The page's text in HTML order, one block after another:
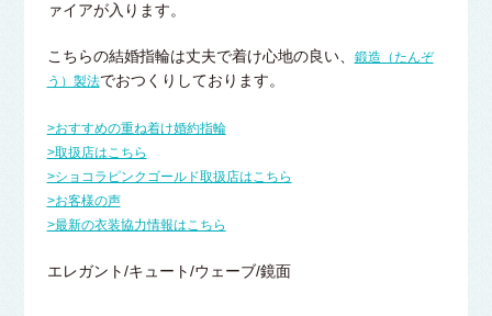
ァイアが入ります。
こちらの結婚指輪は丈夫で着け心地の良い、
鍛造（たんぞ
う）製法でおつくりしております。
>おすすめの重ね着け婚約指輪
>取扱店はこちら
>ショコラピンクゴールド取扱店はこちら
>お客様の声
>最新の衣装協力情報はこちら
エレガント/キュート/ウェーブ/鏡面